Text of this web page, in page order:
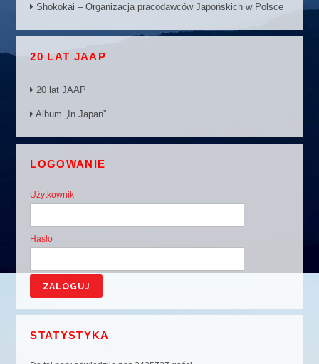
Shokokai – Organizacja pracodawców Japońskich w Polsce
20 LAT JAAP
20 lat JAAP
Album „In Japan”
LOGOWANIE
Użytkownik
Hasło
STATYSTYKA